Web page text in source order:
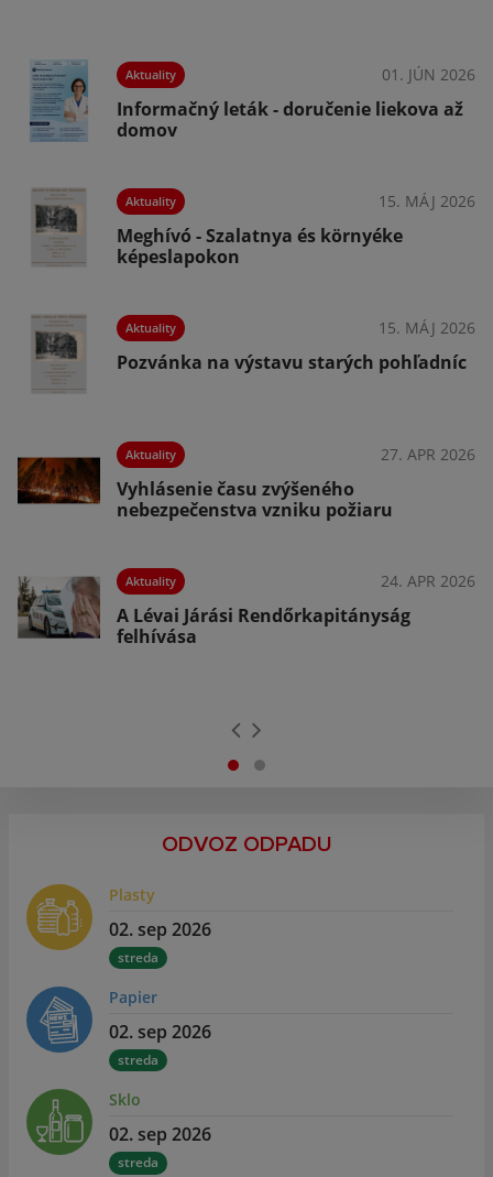
Aktuality 01. JÚN 2026
Informačný leták - doručenie liekova až
domov
Aktuality 15. MÁJ 2026
Meghívó - Szalatnya és környéke
képeslapokon
Aktuality 15. MÁJ 2026
Pozvánka na výstavu starých pohľadníc
Aktuality 27. APR 2026
Vyhlásenie času zvýšeného
nebezpečenstva vzniku požiaru
Aktuality 24. APR 2026
A Lévai Járási Rendőrkapitányság
felhívása
ODVOZ ODPADU
Plasty
02. sep 2026
streda
Papier
02. sep 2026
streda
Sklo
02. sep 2026
streda